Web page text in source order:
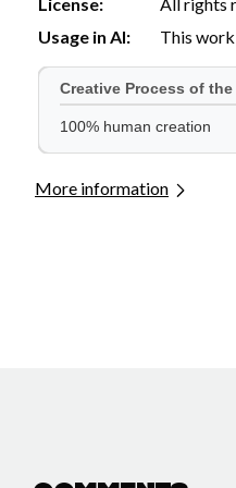
License:
All rights
Usage in AI:
This
More information